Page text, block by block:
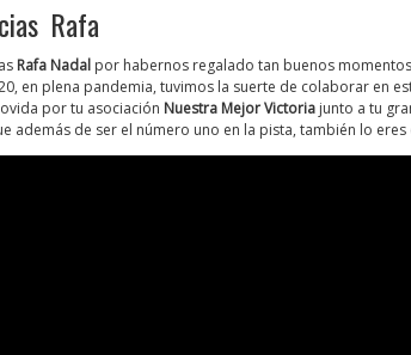
Rafa
Rafa Nadal por habernos regalado tan buenos
en plena pandemia, tuvimos la suerte de colaborar en
por tu asociación Nuestra Mejor Victoria junto a tu
además de ser el número uno en la pista, también lo eres